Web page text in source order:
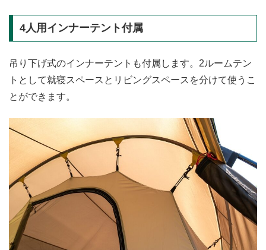
4人用インナーテント付属
吊り下げ式のインナーテントも付属します。2ルームテン
トとして就寝スペースとリビングスペースを分けて使うこ
とができます。